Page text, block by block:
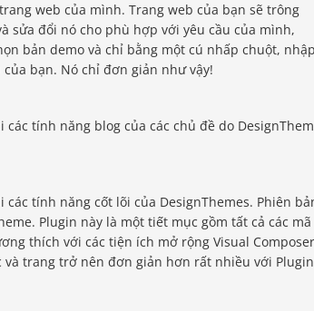
web của mình. Trang web của bạn sẽ trông
sửa đổi nó cho phù hợp với yêu cầu của mình,
bản demo và chỉ bằng một cú nhấp chuột, nhập
bạn. Nó chỉ đơn giản như vậy!
tính năng blog của các chủ đề do
tính năng cốt lõi của DesignThemes. Phiên
Plugin này là một tiết mục gồm tất cả các mã
thích với các tiện ích mở rộng Visual Composer
và trang trở nên đơn giản hơn rất nhiều với Plugin